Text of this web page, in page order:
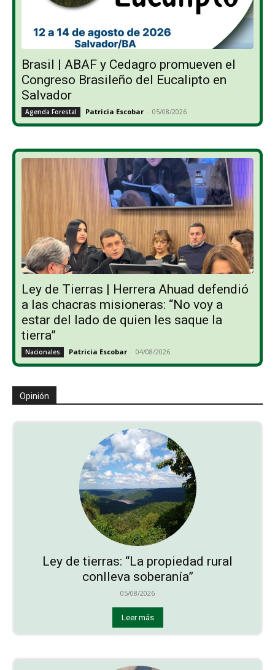
Brasil | ABAF y Cedagro promueven el
Congreso Brasileño del Eucalipto en
Salvador
Agenda Forestal Patricia Escobar - 05/08/2026
Ley de Tierras | Herrera Ahuad defendió
a las chacras misioneras: “No voy a
estar del lado de quien les saque la
tierra”
Nacionales Patricia Escobar - 04/08/2026
Opinión
Ley de tierras: “La propiedad rural
conlleva soberanía”
05/08/2026
Leer más